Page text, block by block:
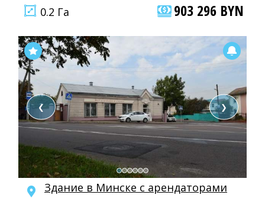
0.2 Га
903 296 BYN
❮ ❯
Здание в Минске с арендаторами